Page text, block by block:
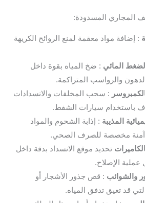
المسدودة:
مواد معقمة لمنع الروائح الكريهة
: ضخ المياه بقوة داخل
والرواسب المتراكمة.
: سحب المخلفات والانسدادات
سيارات الشفط.
: إذابة الشحوم والمواد
مخصصة للصرف الصحي.
تحديد موقع الانسداد بدقة داخل
الإصلاح.
: قص جذور الأشجار أو
تعيق تدفق المياه.